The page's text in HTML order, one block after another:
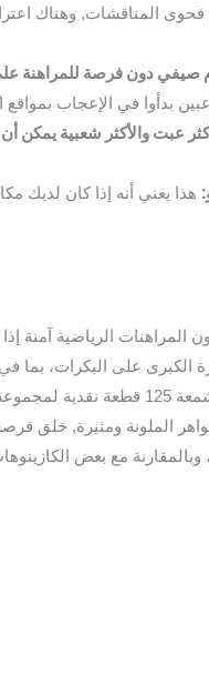
المناقشات, وهناك
يوم صيفي دون فرصة
عبت والأكثر شعبية يمكن
الرياضية آمنة
نقدية مقابل 5 في خط دفع نشط
الملونة ومثيرة, خلق